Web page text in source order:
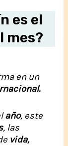
es el
mes?
en un
año, este
, las
vida,